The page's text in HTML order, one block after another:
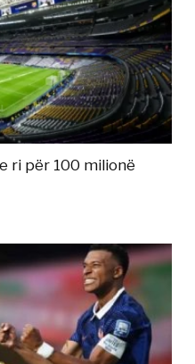
ri për 100 milionë